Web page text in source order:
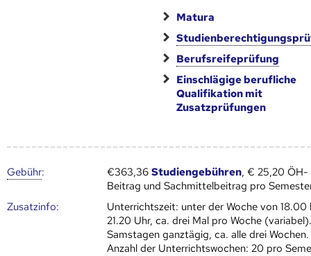
Matura
Berufsreifeprüfung
Einschlägige berufliche
Qualifikation mit
Zusatzprüfungen
Gebühr: €363,36Studiengebühren, € 25,20 ÖH-
Beitrag und Sachmittelbeitrag pro
Zusatz­info:
Unterrichtszeit: unter der Woche von 18.00
21.20 Uhr, ca. drei Mal pro Woche
Samstagen ganztägig, ca. alle drei Wochen.
Anzahl der Unterrichtswochen: 20 pro